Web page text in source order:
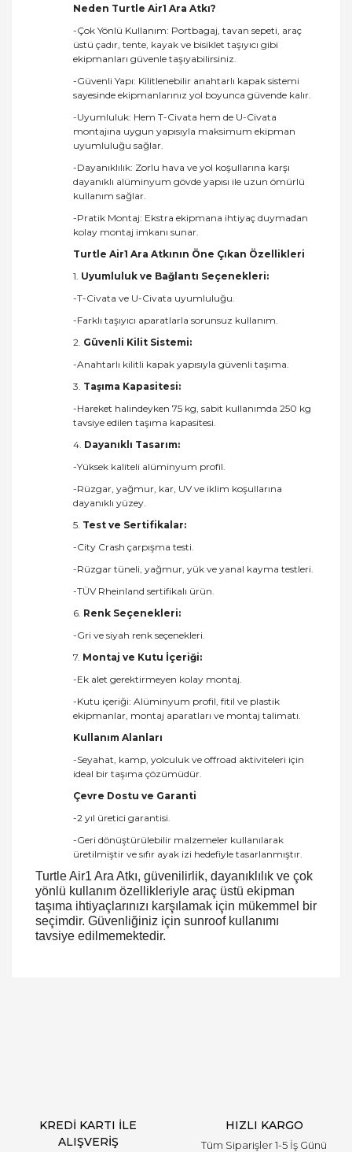
Neden Turtle Air1 Ara Atkı?
-Çok Yönlü Kullanım: Portbagaj, tavan sepeti, araç
üstü çadır, tente, kayak ve bisiklet taşıyıcı gibi
ekipmanları güvenle taşıyabilirsiniz.
-Güvenli Yapı: Kilitlenebilir anahtarlı kapak sistemi
sayesinde ekipmanlarınız yol boyunca güvende kalır.
-Uyumluluk: Hem T-Civata hem de U-Civata
montajına uygun yapısıyla maksimum ekipman
uyumluluğu sağlar.
-Dayanıklılık: Zorlu hava ve yol koşullarına karşı
dayanıklı alüminyum gövde yapısı ile uzun ömürlü
kullanım sağlar.
-Pratik Montaj: Ekstra ekipmana ihtiyaç duymadan
kolay montaj imkanı sunar.
Turtle Air1 Ara Atkının Öne Çıkan Özellikleri
1. Uyumluluk ve Bağlantı Seçenekleri:
-T-Civata ve U-Civata uyumluluğu.
-Farklı taşıyıcı aparatlarla sorunsuz kullanım.
2. Güvenli Kilit Sistemi:
-Anahtarlı kilitli kapak yapısıyla güvenli taşıma.
3. Taşıma Kapasitesi:
-Hareket halindeyken 75 kg, sabit kullanımda 250 kg
tavsiye edilen taşıma kapasitesi.
4. Dayanıklı Tasarım:
-Yüksek kaliteli alüminyum profil.
-Rüzgar, yağmur, kar, UV ve iklim koşullarına
dayanıklı yüzey.
5. Test ve Sertifikalar:
-City Crash çarpışma testi.
-Rüzgar tüneli, yağmur, yük ve yanal kayma testleri.
-TÜV Rheinland sertifikalı ürün.
6. Renk Seçenekleri:
-Gri ve siyah renk seçenekleri.
7. Montaj ve Kutu İçeriği:
-Ek alet gerektirmeyen kolay montaj.
-Kutu içeriği: Alüminyum profil, fitil ve plastik
ekipmanlar, montaj aparatları ve montaj talimatı.
Kullanım Alanları
-Seyahat, kamp, yolculuk ve offroad aktiviteleri için
ideal bir taşıma çözümüdür.
Çevre Dostu ve Garanti
-2 yıl üretici garantisi.
-Geri dönüştürülebilir malzemeler kullanılarak
üretilmiştir ve sıfır ayak izi hedefiyle tasarlanmıştır.
Turtle Air1 Ara Atkı, güvenilirlik, dayanıklılık ve çok
yönlü kullanım özellikleriyle araç üstü ekipman
taşıma ihtiyaçlarınızı karşılamak için mükemmel bir
seçimdir. Güvenliğiniz için sunroof kullanımı
tavsiye edilmemektedir.
KREDİ KARTI İLE
ALIŞVERİŞ
HIZLI KARGO
Tüm Siparişler 1-5 İş Günü